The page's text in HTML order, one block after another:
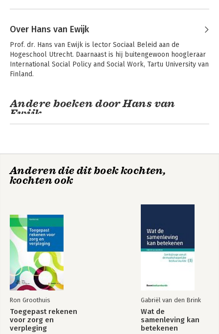
Over Hans van Ewijk
Prof. dr. Hans van Ewijk is lector Sociaal Beleid aan de
Hogeschool Utrecht. Daarnaast is hij buitengewoon hoogleraar
International Social Policy and Social Work, Tartu University van
Finland.
Andere boeken door Hans van
Ewijk
Praktijken van
normatieve
professionalisering
European Social
Policy and Social
Work
Bekijk alle boeken
Anderen die dit boek kochten,
kochten ook
Ron Groothuis
Toegepast rekenen
voor zorg en
verpleging
Gabriël van den Brink
Wat de
samenleving kan
betekenen